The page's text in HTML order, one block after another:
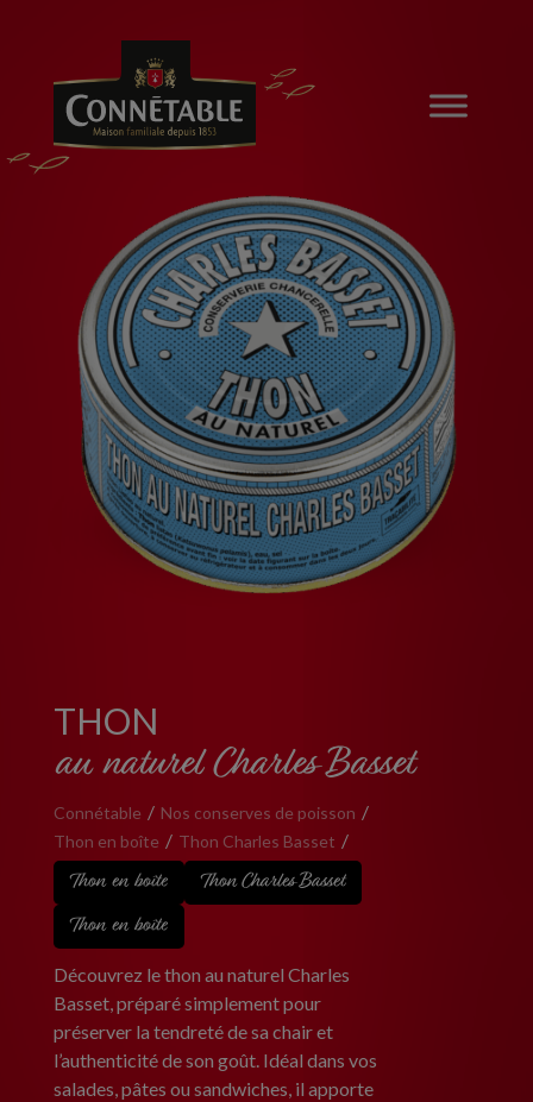
THON
au naturel Charles Basset
Connétable
Nos conserves de poisson
Thon en boîte
Thon Charles Basset
Thon en boîte
Thon Charles Basset
Thon en boîte
Découvrez le thon au naturel Charles
Basset, préparé simplement pour
préserver la tendreté de sa chair et
l’authenticité de son goût. Idéal dans vos
salades, pâtes ou sandwiches, il apporte